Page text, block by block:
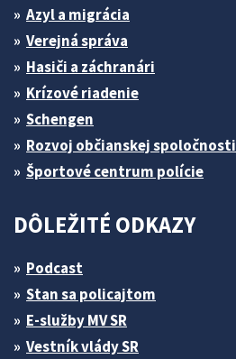
Azyl a migrácia
Verejná správa
Hasiči a záchranári
Krízové riadenie
Schengen
Rozvoj občianskej spoločnosti
Športové centrum polície
DÔLEŽITÉ ODKAZY
Podcast
Stan sa policajtom
E-služby MV SR
Vestník vlády SR